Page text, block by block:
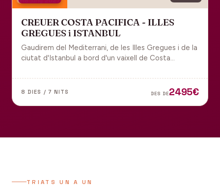
CREUER COSTA PACIFICA - ILLES
GREGUES i ISTANBUL
Gaudirem del Mediterrani, de les Illes Gregues i de la
ciutat d'Istanbul a bord d'un vaixell de Costa
8 DIES / 7 NITS DES DE2495€
TRIATS UN A UN